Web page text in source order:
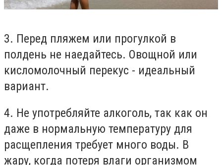
3. Перед пляжем или прогулкой в
полдень не наедайтесь. Овощной или
кисломолочный перекус - идеальный
вариант.
4. Не употребляйте алкоголь, так как он
даже в нормальную температуру для
расщепления требует много воды. В
жару, когда потеря влаги организмом